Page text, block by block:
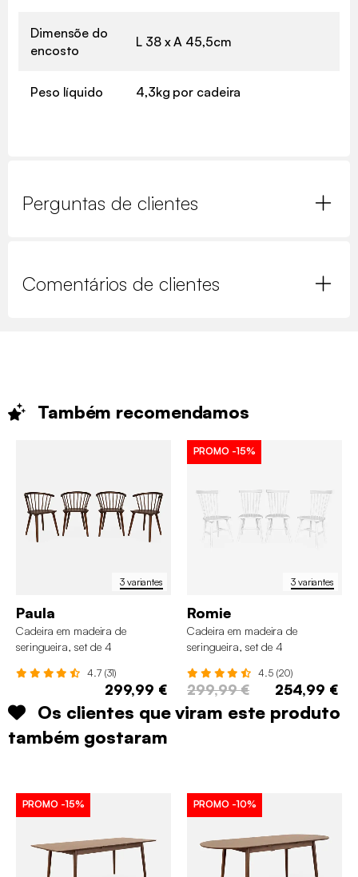
Dimensõe do
encosto
L 38 x A 45,5cm
Peso líquido 4,3kg por cadeira
Perguntas de clientes
Comentários de clientes
Também recomendamos
3 variantes
Paula
Cadeira em madeira de
seringueira, set de 4
4.7 (31)
299,99 €
3 variantes
PROMO -15%
Romie
Cadeira em madeira de
seringueira, set de 4
4.5 (20)
299,99 € 254,99 €
Os clientes que viram este produto
também gostaram
PROMO -15% PROMO -10%